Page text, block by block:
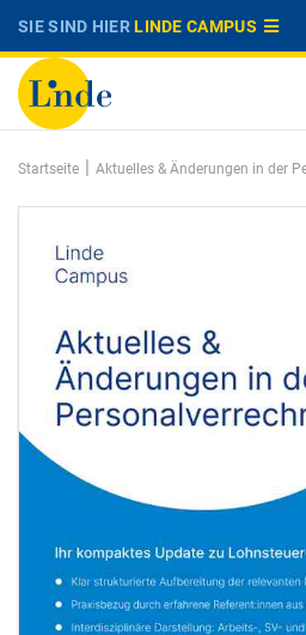
SIE SIND HIERLINDE CAMPUS
Startseite | Aktuelles & Änderungen in der